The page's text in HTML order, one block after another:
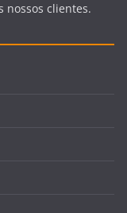
nossos clientes.